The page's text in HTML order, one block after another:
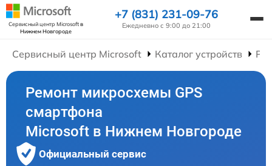
Сервисный центр Microsoftв
Нижнем Новгороде
+7 (831) 231-09-76
Ежедневно с 9:00 до 21:00
Сервисный центр Microsoft Каталог устройств
Ремонт микросхемы GPS
смартфона
Microsoft в Нижнем Новгороде
Официальный сервис